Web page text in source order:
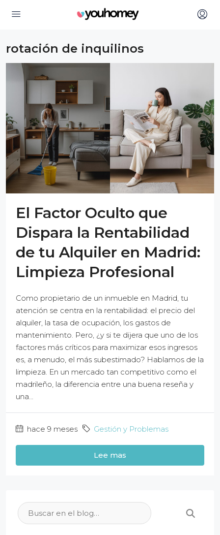
rotación de inquilinos
El Factor Oculto que
Dispara la Rentabilidad
de tu Alquiler en Madrid:
Limpieza Profesional
Como propietario de un inmueble en Madrid, tu
atención se centra en la rentabilidad: el precio del
alquiler, la tasa de ocupación, los gastos de
mantenimiento. Pero, ¿y si te dijera que uno de los
factores más críticos para maximizar esos ingresos
es, a menudo, el más subestimado? Hablamos de la
limpieza. En un mercado tan competitivo como el
madrileño, la diferencia entre una buena reseña y
una...
hace 9 meses Gestión y Problemas
Lee mas